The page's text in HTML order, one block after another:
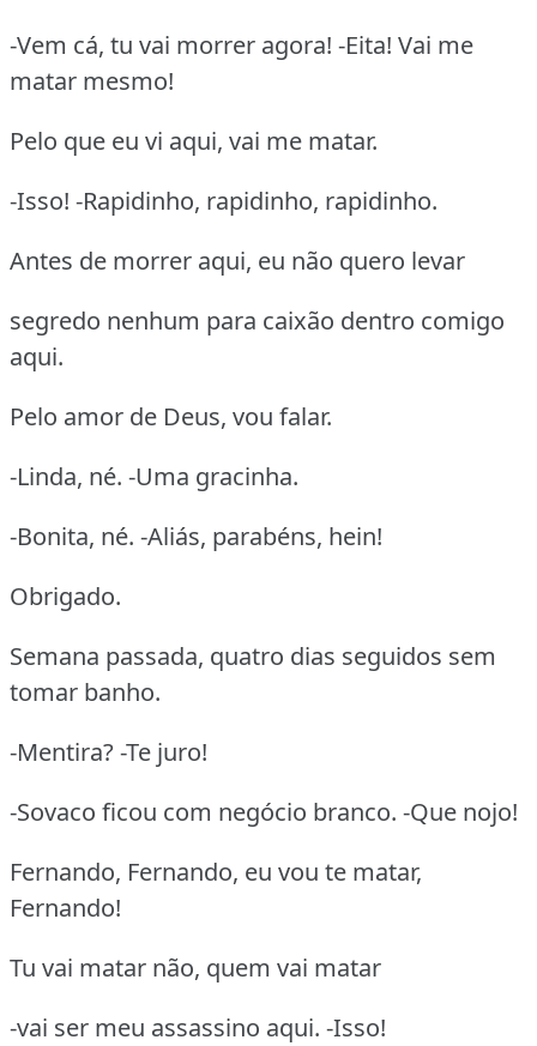
-Vem cá, tu vai morrer agora! -Eita! Vai me
matar mesmo!
Pelo que eu vi aqui, vai me matar.
-Isso! -Rapidinho, rapidinho, rapidinho.
Antes de morrer aqui, eu não quero levar
segredo nenhum para caixão dentro comigo
aqui.
Pelo amor de Deus, vou falar.
-Linda, né. -Uma gracinha.
-Bonita, né. -Aliás, parabéns, hein!
Obrigado.
Semana passada, quatro dias seguidos sem
tomar banho.
-Mentira? -Te juro!
-Sovaco ficou com negócio branco. -Que nojo!
Fernando, Fernando, eu vou te matar,
Fernando!
Tu vai matar não, quem vai matar
-vai ser meu assassino aqui. -Isso!